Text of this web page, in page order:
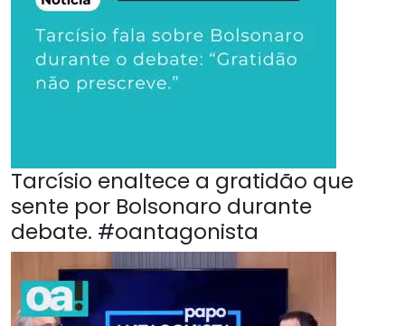
Tarcísio enaltece a gratidão que
sente por Bolsonaro durante
debate. #oantagonista